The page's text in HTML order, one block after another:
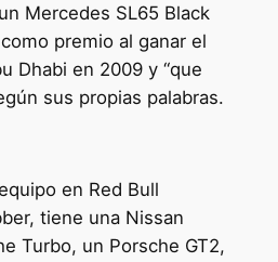
Mercedes SL65 Black
premio al ganar el
Dhabi en 2009 y “que
sus propias palabras.
en Red Bull
tiene una Nissan
Turbo, un Porsche GT2,